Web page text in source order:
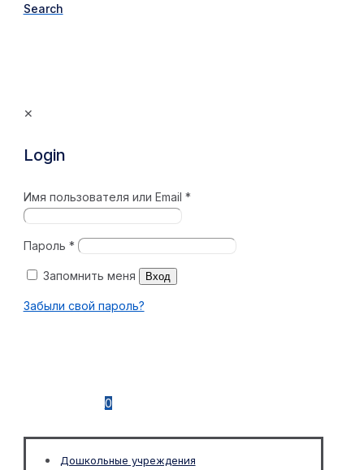
Search
✕
Login
Имя пользователя или Email *
Пароль *
Запомнить меня Вход
Забыли свой пароль?
0
Дошкольные учреждения